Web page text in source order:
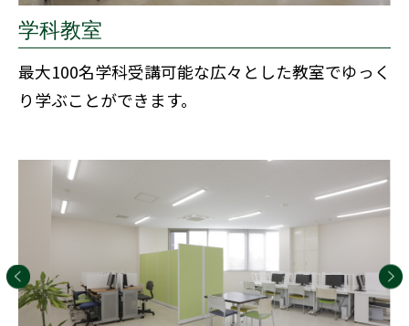
学科教室
最大100名学科受講可能な広々とした教室でゆっく
り学ぶことができます。